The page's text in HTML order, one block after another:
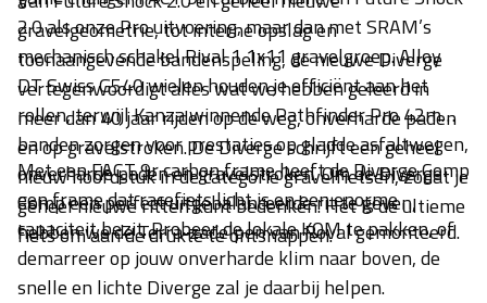
gravelgeometrie, tot interne opslag en
toonaangevende bandenspeling, de nieuwe Diverge
vertegenwoordigt alles wat we hebben geleerd in
meer dan 40 jaar rijden op de weg, onverharde paden
en op gravelstroken. De Diverge schrijft een geheel
nieuw hoofdstuk in de categorie gravelfietsen, zodat je
geheel nieuwe ritten kunt bedenken. Het is de ultieme
fiets om aan de drukte te ontsnappen.
2.0 als onze Pro uitvoering, maar dan met SRAM’s
mechanisch schakel Rival 1 1x11 gravelgroep. Alloy
DT Swiss G540 wielen houden je efficiënt aan het
rollen, terwijl Kanza winnende Pathfinder Pro 42mm
banden zorgen voor prestaties op gladde asfaltwegen,
onverharde paden en gravelstroken. Om de Diverge
Comp een perfect uitgebalanceerde rit te geven,
hebben we de Terra-zadelpen van Roval gemonteerd.
Met een FACT 9r carbon frame heeft de Diverge Comp
een frame dat racefiets licht is en een enorme
capaciteit bezit. Probeer de lokale KOM te pakken, of
demarreer op jouw onverharde klim naar boven, de
snelle en lichte Diverge zal je daarbij helpen.